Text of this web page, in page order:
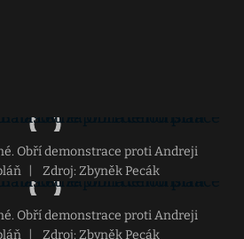
Obří demonstrace proti Andreji
Zdroj: Zbyněk Pecák
Obří demonstrace proti Andreji
Zdroj: Zbyněk Pecák